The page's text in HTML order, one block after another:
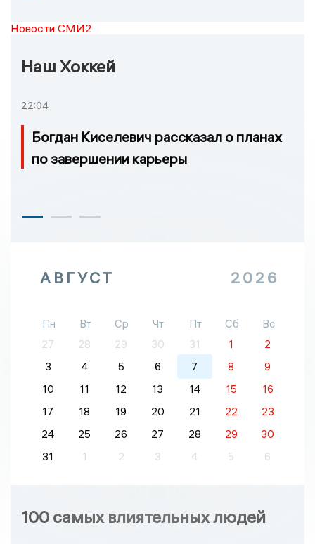
Новости СМИ2
Наш Хоккей
22:04
Богдан Киселевич рассказал о планах
по завершении карьеры
АВГУСТ 2026
Пн Вт Ср Чт Пт Сб
Вс
27
28 29 30 31 1
2
3
4 5 6 7 8
9
10
11 12 13 14 15
16
17
18 19 20 21 22
23
24
25 26 27 28 29
30
31
1 2 3 4 5 6
100 самых влиятельных людей